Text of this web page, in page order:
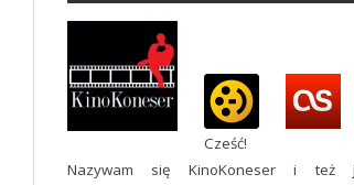
Cześć!
Nazywam się KinoKoneser i też